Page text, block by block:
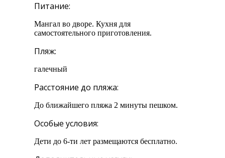
Питание:
Мангал во дворе. Кухня для
самостоятельного приготовления.
Пляж:
галечный
Расстояние до пляжа:
До ближайшего пляжа 2 минуты пешком.
Особые условия:
Дети до 6-ти лет размещаются бесплатно.